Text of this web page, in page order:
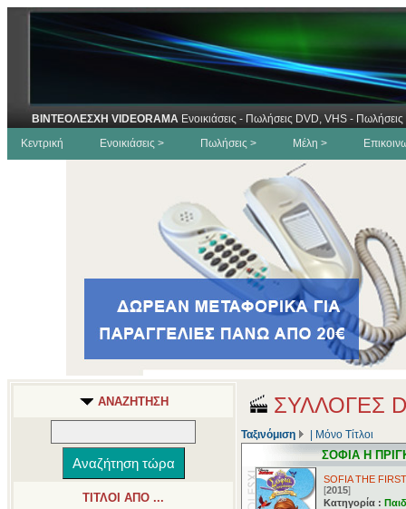
ΒΙΝΤΕΟΛΕΣΧΗ VIDEORAMA Ενοικιάσεις - Πωλήσεις DVD, VHS -
Κεντρική
Ενοικιάσεις > Πωλήσεις > Μέλη >
ΑΝΑΖΗΤΗΣΗ
ΤΙΤΛΟΙ ΑΠΟ ...
ΣΥΛΛΟΓΕΣ
Ταξινόμιση Μόνο Τίτλοι
ΣΟΦΙΑ Η
SOFIA THE
[2015]
Κατηγορία :